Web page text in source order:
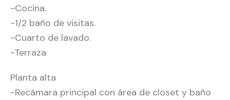
-Cocina.
-1/2 baño de visitas.
-Cuarto de lavado.
-Terraza
Planta alta
-Recámara principal con área de closet y baño